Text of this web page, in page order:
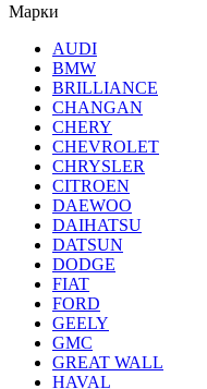
Марки
AUDI
BMW
BRILLIANCE
CHANGAN
CHERY
CHEVROLET
CHRYSLER
CITROEN
DAEWOO
DAIHATSU
DATSUN
DODGE
FIAT
FORD
GEELY
GMC
GREAT WALL
HAVAL